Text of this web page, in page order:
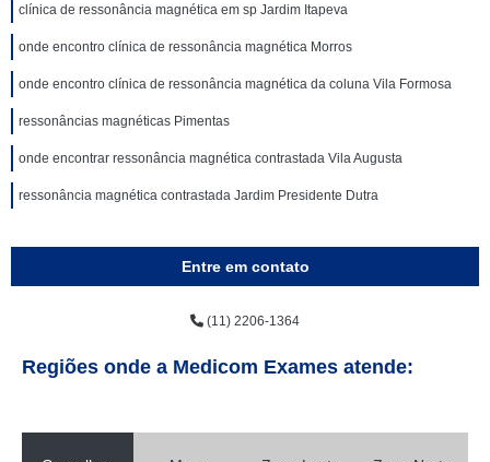
clínica de ressonância magnética em sp Jardim Itapeva
onde encontro clínica de ressonância magnética Morros
onde encontro clínica de ressonância magnética da coluna Vila Formosa
ressonâncias magnéticas Pimentas
onde encontrar ressonância magnética contrastada Vila Augusta
ressonância magnética contrastada Jardim Presidente Dutra
Entre em contato
(11) 2206-1364
Regiões onde a Medicom Exames atende: